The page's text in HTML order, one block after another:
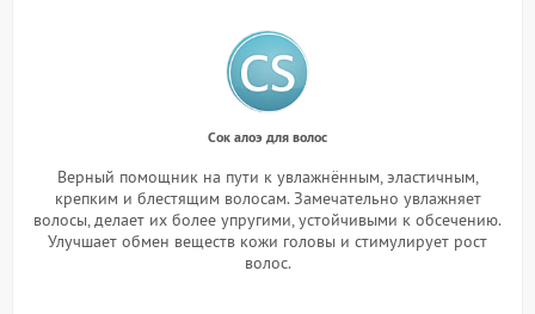
Сок алоэ для волос
Верный помощник на пути к увлажнённым, эластичным,
крепким и блестящим волосам. Замечательно увлажняет
волосы, делает их более упругими, устойчивыми к обсечению.
Улучшает обмен веществ кожи головы и стимулирует рост
волос.